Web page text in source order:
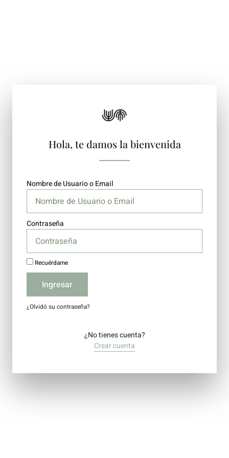
Hola, te damos la bienvenida
Nombre de Usuario o Email
Contraseña
Recuérdame
Ingresar
¿Olvidó su contraseña?
¿No tienes cuenta?
Crear cuenta